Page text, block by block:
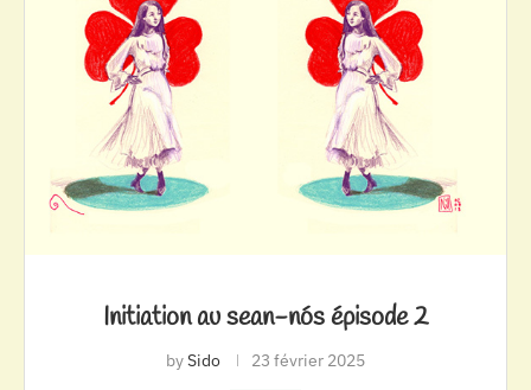
Initiation au sean-nós épisode 2
bySido 23 février 2025